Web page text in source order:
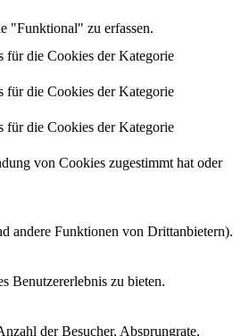
"Funktional" zu erfassen.
für die Cookies der Kategorie
für die Cookies der Kategorie
für die Cookies der Kategorie
von Cookies zugestimmt hat oder
andere Funktionen von Drittanbietern).
Benutzererlebnis zu bieten.
der Besucher, Absprungrate,